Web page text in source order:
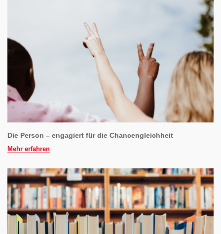
Die Person – engagiert für die Chancengleichheit
Mehr erfahren